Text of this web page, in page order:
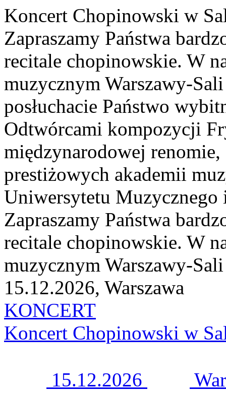
Koncert Chopinowski w
Zapraszamy Państwa
recitale chopinowskie. W
muzycznym Warszawy-
posłuchacie Państwo
Odtwórcami kompozycji
międzynarodowej
prestiżowych akademii
Uniwersytetu Muzycznego
Zapraszamy Państwa
recitale chopinowskie. W
muzycznym Warszawy-
15.12.2026, Warszawa
KONCERT
Koncert Chopinowski w
15.12.2026